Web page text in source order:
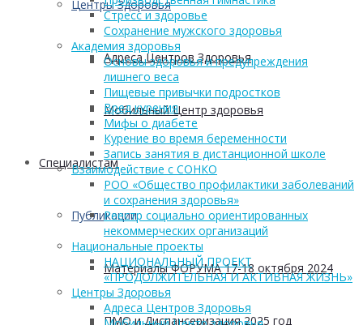
Центры Здоровья
Адреса Центров Здоровья
Мобильный Центр здоровья
Cпециалистам
Публикации
Материалы ФОРУМА 17-18 октября 2024
ПМО и Диспансеризация 2025 год
Стресс и здоровье
Сохранение мужского здоровья
Академия здоровья
Основы здоровья и предупреждения
лишнего веса
Пищевые привычки подростков
Вред курения
Мифы о диабете
Курение во время беременности
Запись занятия в дистанционной школе
Взаимодействие с СОНКО
РОО «Общество профилактики заболеваний
и сохранения здоровья»
Реестр социально ориентированных
некоммерческих организаций
Национальные проекты
НАЦИОНАЛЬНЫЙ ПРОЕКТ
«ПРОДОЛЖИТЕЛЬНАЯ И АКТИВНАЯ ЖИЗНЬ»
Центры Здоровья
Адреса Центров Здоровья